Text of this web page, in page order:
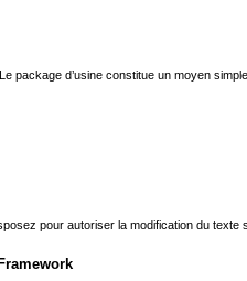
d’usine constitue un moyen
pour autoriser la modification du